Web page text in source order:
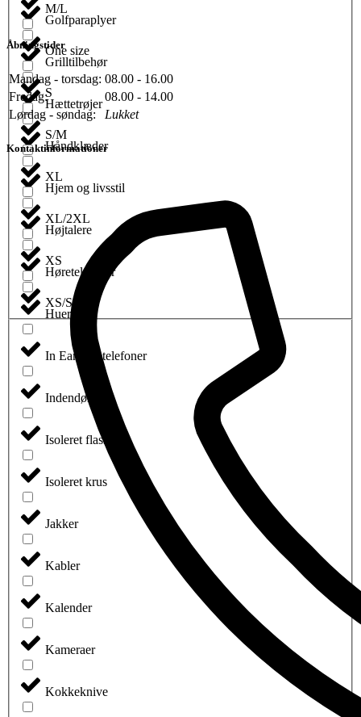
Golfparaplyer
Grilltilbehør
Hættetrøjer
Håndklæder
Hjem og livsstil
Højtalere
Høretelefoner
Huer
In Ear høretelefoner
Indendørsspil
Isoleret flasker
Isoleret krus
Jakker
Kabler
Kalender
Kameraer
Kokkeknive
M/L
One size
S
S/M
XL
XL/2XL
XS
XS/S
Åbningstider
Mandag - torsdag: 08.00 - 16.00
Fredag:
08.00 - 14.00
Lørdag - søndag:
Lukket
Kontaktinformationer